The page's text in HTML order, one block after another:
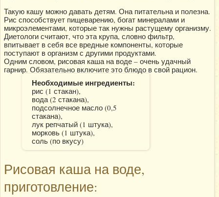
Такую кашу можно давать детям. Она питательна и полезна.
Рис способствует пищеварению, богат минералами и
микроэлементами, которые так нужны растущему организму.
Диетологи считают, что эта крупа, словно фильтр,
впитывает в себя все вредные компоненты, которые
поступают в организм с другими продуктами.
Одним словом, рисовая каша на воде – очень удачный
гарнир. Обязательно включите это блюдо в свой рацион.
Необходимые ингредиенты:
рис (1 стакан),
вода (2 стакана),
подсолнечное масло (0,5
стакана),
лук репчатый (1 штука),
морковь (1 штука),
соль (по вкусу)
Рисовая каша на воде,
приготовление: